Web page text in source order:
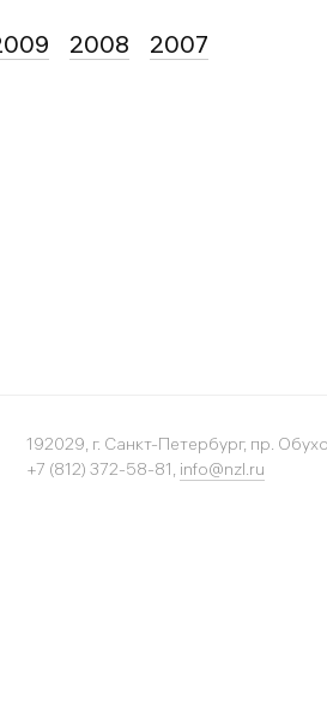
2008 2007
192029, г. Санкт-Петербург, пр.
+7 (812) 372-58-81, info@nzl.ru